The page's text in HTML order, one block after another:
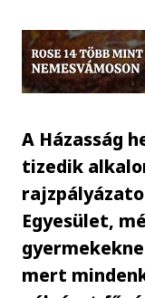
A Házasság
tizedik
Egyesület,
mert